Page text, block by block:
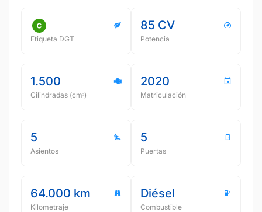
Etiqueta DGT
85 CV
Potencia
1.500
Cilindradas (cmᵌ)
2020
Matriculación
5
Asientos
5
Puertas
64.000 km
Kilometraje
Diésel
Combustible